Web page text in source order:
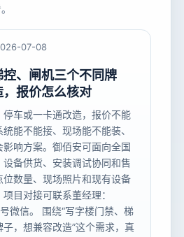
07-08
、闸机三个不同牌
报价怎么核对
停车或一卡通改造，报价不能
能不能接、现场能不能装、
响方案。御佰安可面向全国
备供货、安装调试协同和售
位数量、现场照片和现有设备
目对接可联系董经理：
微信。 围绕“写字楼门禁、梯
，想兼容改造”这个需求，真